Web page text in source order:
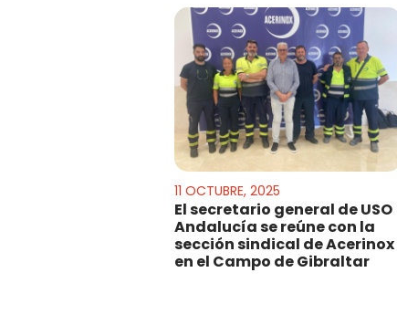
11 OCTUBRE, 2025
El secretario general de USO
Andalucía se reúne con la
sección sindical de Acerinox
en el Campo de Gibraltar